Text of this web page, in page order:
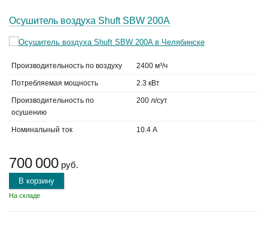
Осушитель воздуха Shuft SBW 200A
Производительность по воздуху 2400 м³/ч
Потребляемая мощность 2.3 кВт
Производительность по
осушению
200 л/сут
Номинальный ток 10.4 А
700 000 руб.
В корзину
На складе